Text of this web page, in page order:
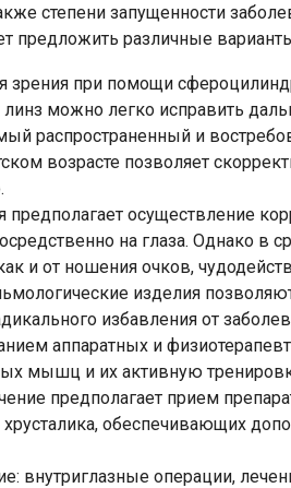
степени запущенности
предложить различные
зрения при помощи
можно легко исправить
распространенный и
возрасте позволяет
предполагает осуществление
на глаза. Однако в
и от ношения очков,
изделия
избавления от
аппаратных и
мышц и их активную
предполагает прием
хрусталика, обеспечивающих
внутриглазные операции,